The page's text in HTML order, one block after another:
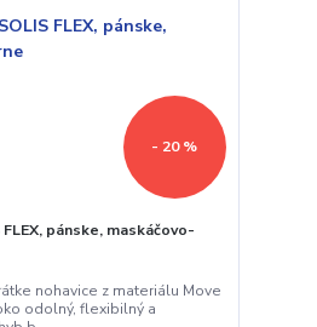
- 20 %
FLEX, pánske, maskáčovo-
nohavice z materiálu Move
odolný, flexibilný a